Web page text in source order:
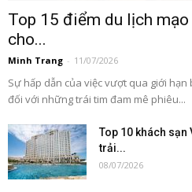
Top 15 điểm du lịch
cho...
Minh Trang - 11/07/2026
Sự hấp dẫn của việc vượt qua giới
đối với những trái tim đam mê phiêu...
Top 10 khách
trải...
08/07/2026